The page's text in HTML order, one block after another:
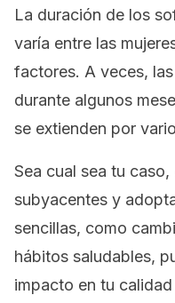
La duración de los
varía entre las
factores. A veces,
durante algunos
se extienden por
Sea cual sea tu
subyacentes y
sencillas, como
hábitos saludables,
impacto en tu